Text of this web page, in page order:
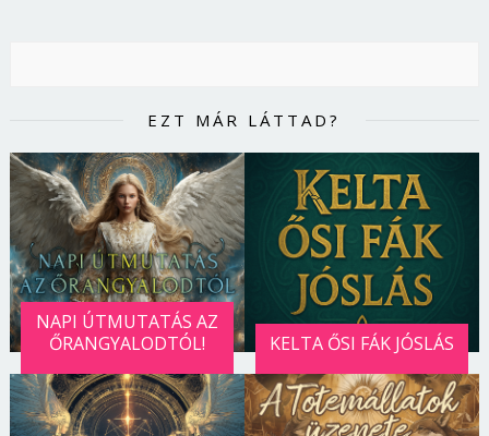
EZT MÁR LÁTTAD?
NAPI ÚTMUTATÁS AZ
ŐRANGYALODTÓL!
KELTA ŐSI FÁK JÓSLÁS